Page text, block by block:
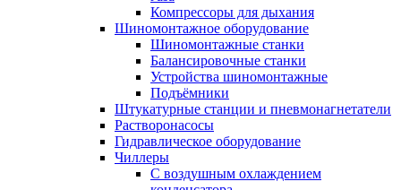
Компрессоры для дыхания
Шиномонтажное оборудование
Шиномонтажные станки
Балансировочные станки
Устройства шиномонтажные
Подъёмники
Штукатурные станции и пневмонагнетатели
Растворонасосы
Гидравлическое оборудование
Чиллеры
С воздушным охлаждением